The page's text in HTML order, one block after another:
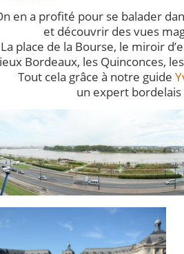
en a profité pour se balader
et découvrir des vues
La place de la Bourse, le miroir
Bordeaux, les Quinconces,
Tout cela grâce à notre guide
un expert bordelais